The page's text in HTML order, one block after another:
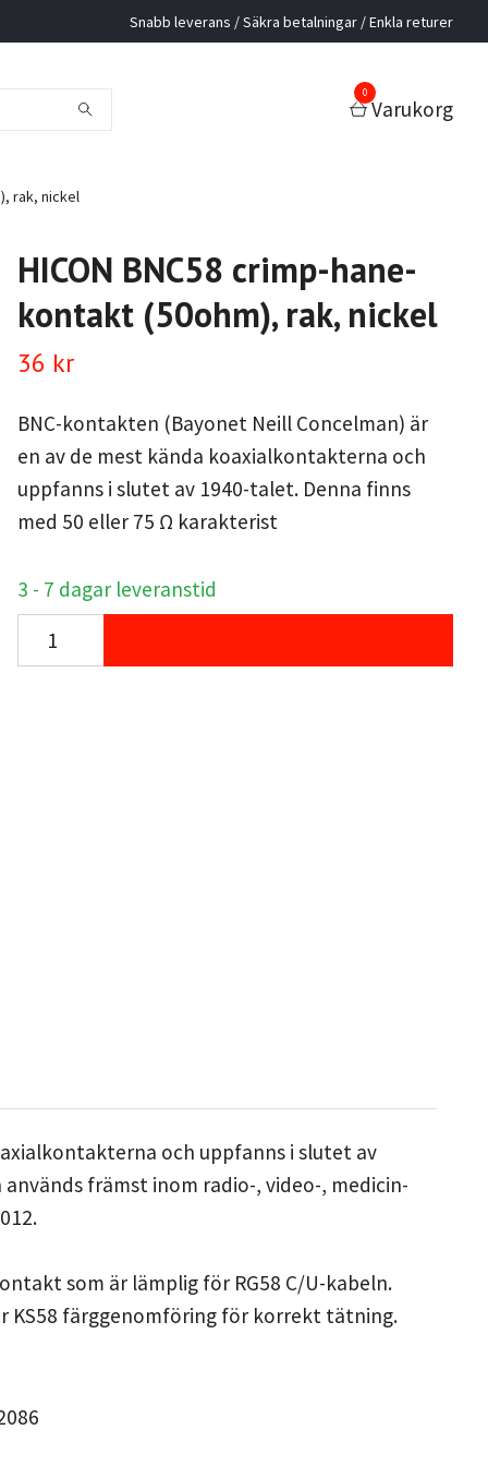
Snabb leverans / Säkra betalningar / Enkla returer
0
Varukorg
rak, nickel
HICON BNC58 crimp-hane-
kontakt (50ohm), rak, nickel
36 kr
BNC-kontakten (Bayonet Neill Concelman) är
en av de mest kända koaxialkontakterna och
uppfanns i slutet av 1940-talet. Denna finns
med 50 eller 75 Ω karakterist
3 - 7 dagar leveranstid
och uppfanns i slutet av
främst inom radio-, video-, medicin-
som är lämplig för RG58 C/U-kabeln.
KS58 färggenomföring för korrekt tätning.